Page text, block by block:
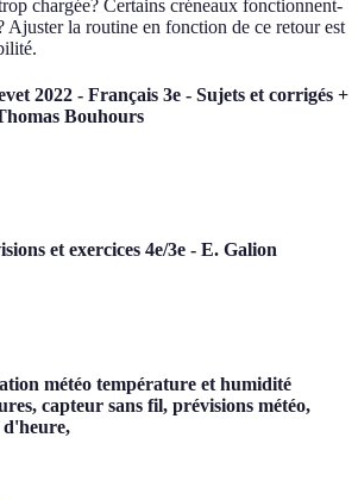
chargée? Certains créneaux fonctionnent-
Ajuster la routine en fonction de ce retour est
2022 - Français 3e - Sujets et corrigés +
Bouhours
et exercices 4e/3e - E. Galion
météo température et humidité
capteur sans fil, prévisions météo,
d'heure,